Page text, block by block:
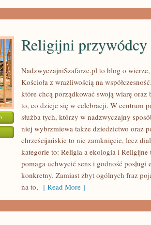
PRZYWÓDCY
Religijni przywódcy
NadzwyczajniSzafarze.pl to blog o
Kościoła z wrażliwością na
które chcą porządkować swoją wiarę
to, co dzieje się w celebracji. W centrum
służba tych, którzy w nadzwyczajny
niej wybrzmiewa także dziedzictwo oraz
chrześcijańskie to nie zamknięcie, lecz
kategorie to: Religia a ekologia i
pomaga uchwycić sens i godność posługi
konkretny. Zamiast zbyt ogólnych fraz
na to, [ Read More ]